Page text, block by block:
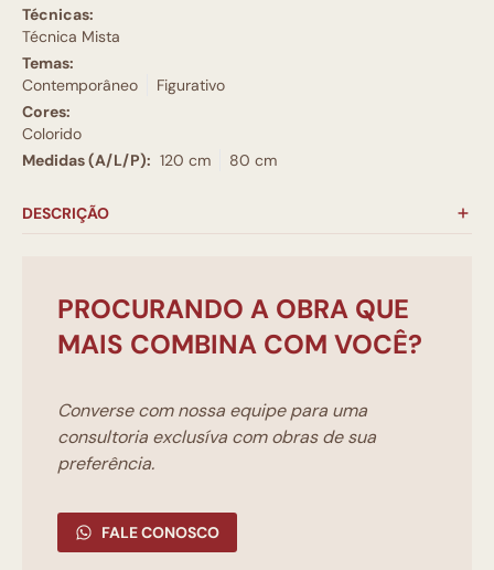
Técnicas:
Técnica Mista
Temas:
Contemporâneo
Figurativo
Cores:
Colorido
Medidas (A/L/P): 120 cm 80 cm
DESCRIÇÃO
PROCURANDO A OBRA QUE
MAIS COMBINA COM VOCÊ?
Converse com nossa equipe para uma
consultoria exclusíva com obras de sua
preferência.
FALE CONOSCO